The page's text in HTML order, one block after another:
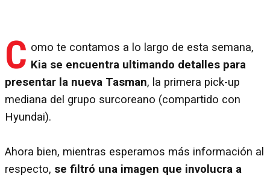
C omo te contamos a lo largo de esta semana,
Kia se encuentra ultimando detalles para
presentar la nueva Tasman, la primera pick-up
mediana del grupo surcoreano (compartido con
Hyundai).
Ahora bien, mientras esperamos más información al
respecto, se filtró una imagen que involucra a